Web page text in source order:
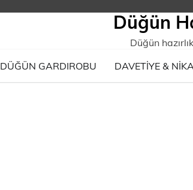
Düğün
Düğün
DÜĞÜN GARDIROBU DAVETIYE &